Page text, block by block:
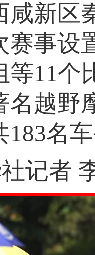
咸新区
赛事设
等11个
名越野
183名
者